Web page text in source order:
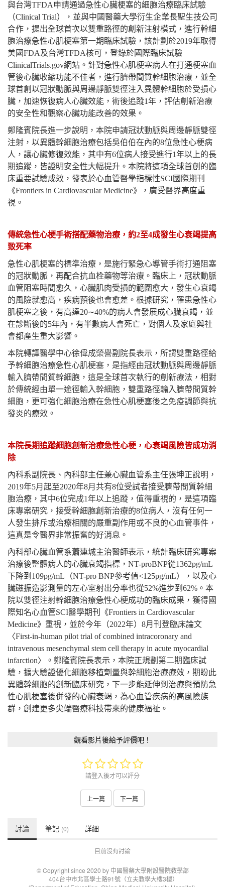
與台灣TFDA申請通過急性心臟梗塞的細胞治療臨床試驗
（Clinical Trial），並與中國醫藥大學衍生企業長聖生技公司
合作，提出全球首次以雙重路徑的創新注射模式，進行幹細
胞治療急性心肌梗塞第一期臨床試驗，該計劃於2019年取得
美國FDA及台灣TFDA核可，登錄於國際臨床試驗
ClinicalTrials.gov網站。針對急性心肌梗塞病人在打通梗塞血
管後心臟收縮功能不佳者，進行臍帶間質幹細胞治療，並全
球首創以冠狀動脈與周邊靜脈雙徑注入異體幹細胞於受損心
臟，加速恢復病人心臟效能，術後追蹤1年，評估創新治療
的安全性和觀察心臟功能改善的效果。
鄭隆賓院長進一步說明，本院申請冠狀動脈與周邊靜脈雙徑
注射，以異體幹細胞治療包括吳伯伯在內的8位急性心梗病
人，讓心臟修復效能，其中有6位病人接受進行1年以上的長
期追蹤，皆證明安全性大幅提升。本院將這項全球首創的臨
床重要試驗成效，發表於心血管醫學指標性SCI國際期刊
《Frontiers in Cardiovascular Medicine》，廣受醫界高度重
視。
傳統急性心梗手術搭配藥物治療，約2至4成發生心衰竭提高
致死率
急性心肌梗塞的標準治療，是施行緊急心導管手術打通阻塞
的冠狀動脈，再配合抗血栓藥物等治療。臨床上，冠狀動脈
血管阻塞時間愈久，心臟肌肉受損的範圍愈大，發生心衰竭
的風險就愈高，疾病預後也會愈差。根據研究，罹患急性心
肌梗塞之後，有高達20∼40%的病人會發展成心臟衰竭，並
在診斷後的5年內，有半數病人會死亡，對個人及家庭與社
會都產生重大影響。
本院轉譯醫學中心徐偉成榮譽副院長表示，所謂雙重路徑給
予幹細胞治療急性心肌梗塞，是指經由冠狀動脈與周邊靜脈
輸入臍帶間質幹細胞，這是全球首次執行的創新療法，相對
於傳統經由單一途徑輸入幹細胞，雙重路徑輸入臍帶間質幹
細胞，更可強化細胞治療在急性心肌梗塞後之免疫調節與抗
發炎的療效。
本院長期追蹤細胞創新治療急性心梗，心衰竭風險皆成功消
除
內科系副院長、內科部主任兼心臟血管系主任張坤正說明，
2019年5月起至2020年8月共有8位受試者接受臍帶間質幹細
胞治療，其中6位完成1年以上追蹤，值得重視的，是這項臨
床專案研究，接受幹細胞創新治療的8位病人，沒有任何一
人發生排斥或治療相關的嚴重副作用或不良的心血管事件，
這真是令醫界非常振奮的好消息。
內科部心臟血管系蕭連城主治醫師表示，統計臨床研究專案
治療後整體病人的心臟衰竭指標，NT-proBNP從1362pg/mL
下降到109pg/mL（NT-pro BNP參考值<125pg/mL），以及心
臟磁振造影測量的左心室射出分率也從52%進步到62%。本
院以雙徑注射幹細胞治療急性心梗成功的臨床成果，獲得國
際知名心血管SCI醫學期刊《Frontiers in Cardiovascular
Medicine》重視，並於今年（2022年）8月刊登臨床論文
〈First-in-human pilot trial of combined intracoronary and
intravenous mesenchymal stem cell therapy in acute myocardial
infarction〉。鄭隆賓院長表示，本院正規劃第二期臨床試
驗，擴大驗證優化細胞移植劑量與幹細胞治療療效，期盼此
異體幹細胞的創新臨床研究，下一步能延伸到治療與預防急
性心肌梗塞後併發的心臟衰竭，為心血管疾病的高風險族
群，創建更多尖端醫療科技帶來的健康福祉。
觀看影片後給予評價吧！
請登入後才可以評分
上一篇 下一篇
討論 筆記 (0) 詳細
目前沒有討論
© Copyright since 2020 by 中國醫藥大學附設醫院教學部
404台中市北區學士路91號（立夫教學大樓3樓）